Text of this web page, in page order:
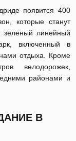
появится 400
которые станут
зеленый линейный
включенный в
отдыха. Кроме
велодорожек,
районами и
В